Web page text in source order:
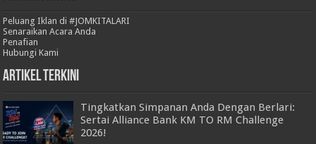
Peluang Iklan di #JOMKITALARI
Senaraikan Acara Anda
Penafian
Hubungi Kami
Artikel Terkini
Tingkatkan Simpanan Anda Dengan Berlari:
Sertai Alliance Bank KM TO RM Challenge
2026!